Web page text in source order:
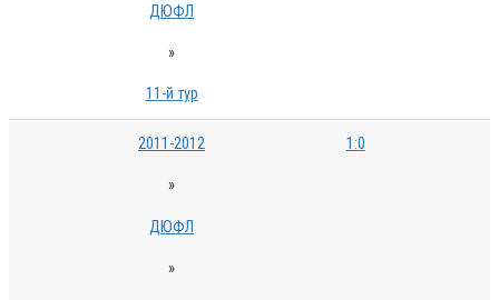
ДЮФЛ
»
11-й тур
2011-2012
»
ДЮФЛ
»
1:0